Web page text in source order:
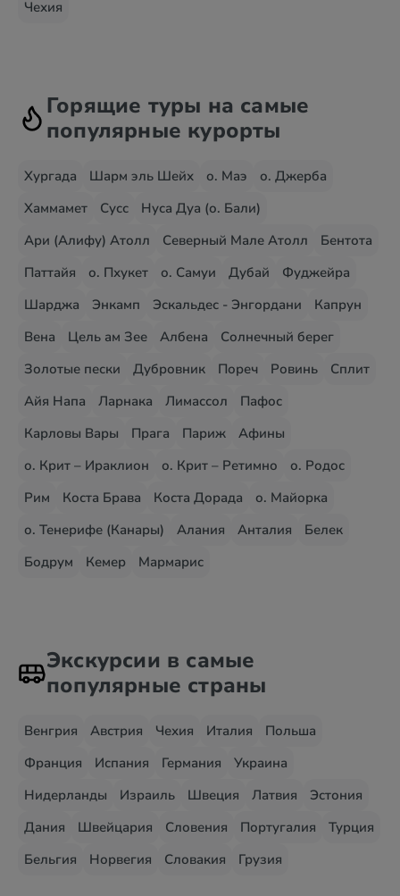
Чехия
Горящие туры на самые
популярные курорты
Хургада Шарм эль Шейх о. Маэ
о. Джерба
Хаммамет
Сусс
Нуса Дуа (о. Бали)
Ари (Алифу) Атолл
Северный Мале Атолл
Бентота
Паттайя
о. Пхукет о. Самуи Дубай
Фуджейра
Шарджа
Энкамп Эскальдес - Энгордани
Капрун
Вена
Цель ам Зее Албена
Солнечный берег
Золотые пески
Дубровник Пореч Ровинь
Сплит
Айя Напа
Ларнака Лимассол
Пафос
Карловы Вары
Прага Париж
Афины
о. Крит – Ираклион
о. Крит – Ретимно
о. Родос
Рим
Коста Брава Коста Дорада
о. Майорка
о. Тенерифе (Канары)
Алания Анталия
Белек
Бодрум
Кемер Мармарис
Экскурсии в самые
популярные страны
Венгрия Австрия Чехия Италия
Польша
Франция
Испания Германия
Украина
Нидерланды
Израиль Швеция Латвия
Эстония
Дания
Швейцария Словения Португалия
Турция
Бельгия
Норвегия Словакия Грузия